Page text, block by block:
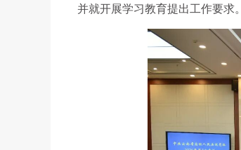
并就开展学习教育提出工作要求。